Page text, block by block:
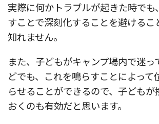
実際に何かトラブルが起きた時でも
すことで深刻化することを避けるこ
知れません。
また、子どもがキャンプ場内で迷っ
どでも、これを鳴らすことによって
らせることができるので、子どもが
おくのも有効だと思います。